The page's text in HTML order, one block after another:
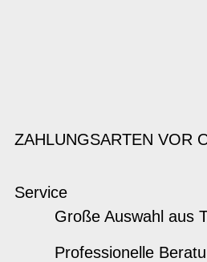
ZAHLUNGSARTEN VOR
Service
Große Auswahl aus
Professionelle